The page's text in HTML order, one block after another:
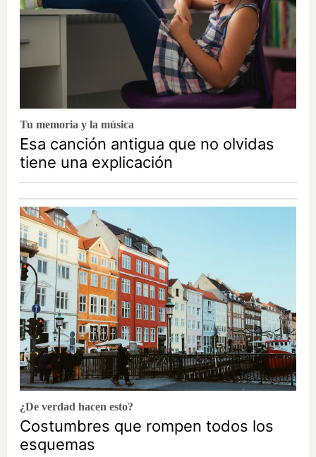
Tu memoria y la música
Esa canción antigua que no olvidas
tiene una explicación
¿De verdad hacen esto?
Costumbres que rompen todos los
esquemas